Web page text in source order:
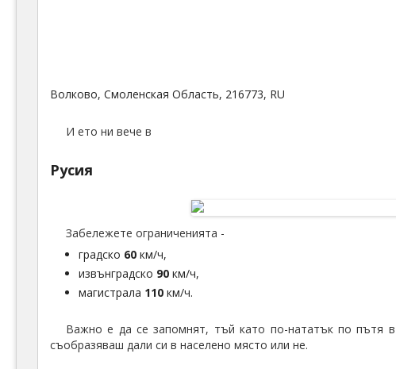
Волково, Смоленская Область, 216773, RU
И ето ни вече в
Русия
Забележете ограниченията -
градско 60 км/ч,
извънградско 90 км/ч,
магистрала 110 км/ч.
Важно е да се запомнят, тъй като по-нататък по пътя
съобразяваш дали си в населено място или не.